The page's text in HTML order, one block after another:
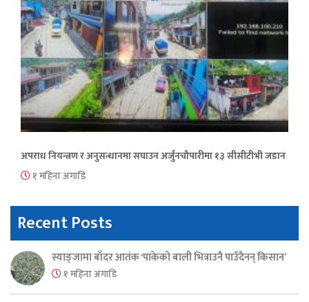
अपराध नियन्त्रण र अनुसन्धानमा सघाउन अर्जुनचौपारीमा १३ सीसीटीभी जडान
१ महिना अगाडि
Recent Posts
स्याङ्जामा बाँदर आतंक ‘पाकेको बाली भित्राउनै पाउँदैनन् किसान’
१ महिना अगाडि